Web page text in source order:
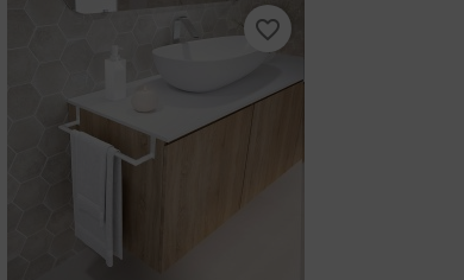
favorite_border